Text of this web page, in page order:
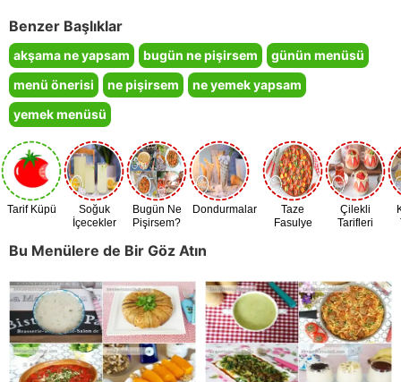
Benzer Başlıklar
akşama ne yapsam bugün ne pişirsem
günün menüsü
menü önerisi
ne pişirsem
ne yemek yapsam
yemek menüsü
Tarif Küpü
Soğuk
İçecekler
Bugün Ne
Pişirsem?
Dondurmalar
Taze
Fasulye
Çilekli
Tarifleri
Bu Menülere de Bir Göz Atın